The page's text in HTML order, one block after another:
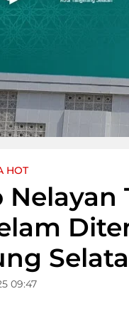
HOT
Nelayan
09:47